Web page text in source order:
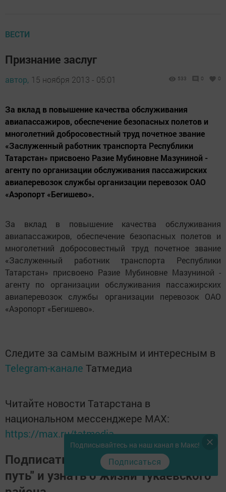
ВЕСТИ
Признание заслуг
автор, 15 ноября 2013 - 05:01 533 0 0
За вклад в повышение качества обслуживания
авиапассажиров, обеспечение безопасных полетов и
многолетний добросовестный труд почетное звание
«Заслуженный работник транспорта Республики
Татарстан» присвоено Разие Мубиновне Мазуниной -
агенту по организации обслуживания пассажирских
авиаперевозок службы организации перевозок ОАО
«Аэропорт «Бегишево».
За вклад в повышение качества обслуживания
авиапассажиров, обеспечение безопасных полетов и
многолетний добросовестный труд почетное звание
«Заслуженный работник транспорта Республики
Татарстан» присвоено Разие Мубиновне Мазуниной -
агенту по организации обслуживания пассажирских
авиаперевозок службы организации перевозок ОАО
«Аэропорт «Бегишево».
Следите за самым важным и интересным в
Telegram-канале Татмедиа
Читайте новости Татарстана в
национальном мессенджере MАХ:
https://max.ru/tatmedia
Подписаться на газету "Светлый
путь" и узнать о жизни Тукаевского
Подписывайтесь на наш канал в Макс!
Подписаться